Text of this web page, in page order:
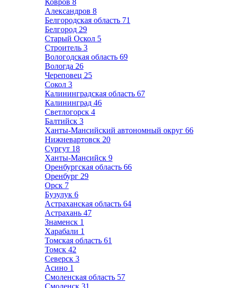
Ковров 8
Александров 8
Белгородская область 71
Белгород 29
Старый Оскол 5
Строитель 3
Вологодская область 69
Вологда 26
Череповец 25
Сокол 3
Калининградская область 67
Калининград 46
Светлогорск 4
Балтийск 3
Ханты-Мансийский автономный округ 66
Нижневартовск 20
Сургут 18
Ханты-Мансийск 9
Оренбургская область 66
Оренбург 29
Орск 7
Бузулук 6
Астраханская область 64
Астрахань 47
Знаменск 1
Харабали 1
Томская область 61
Томск 42
Северск 3
Асино 1
Смоленская область 57
Смоленск 31